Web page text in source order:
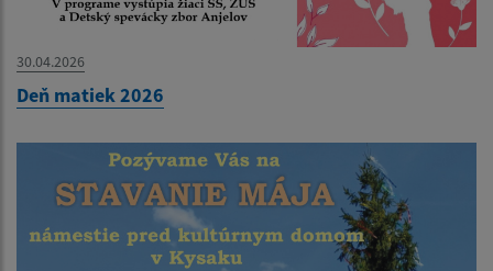
30.04.2026
Deň matiek 2026